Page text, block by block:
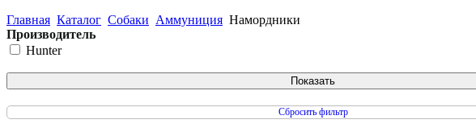
Главная Каталог Собаки Аммуниция Намордники
Производитель
Hunter
Сбросить фильтр